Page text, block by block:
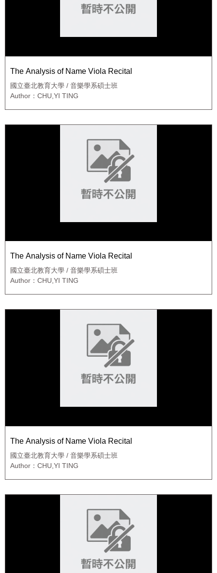
The Analysis of Name Viola Recital
國立臺北教育大學 / 音樂學系碩士班
Author：CHU,YI TING
The Analysis of Name Viola Recital
國立臺北教育大學 / 音樂學系碩士班
Author：CHU,YI TING
The Analysis of Name Viola Recital
國立臺北教育大學 / 音樂學系碩士班
Author：CHU,YI TING